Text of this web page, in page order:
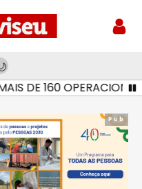
160 OPERACIONAIS E
Pub